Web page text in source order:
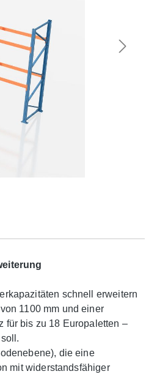
schnell erweitern
1100 mm und einer
für bis zu 18 Europaletten –
die eine
mit widerstandsfähiger